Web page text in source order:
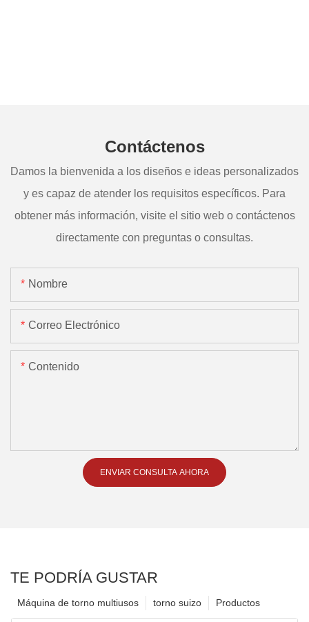
Contáctenos
Damos la bienvenida a los diseños e ideas personalizados
y es capaz de atender los requisitos específicos. Para
obtener más información, visite el sitio web o contáctenos
directamente con preguntas o consultas.
Nombre
Correo Electrónico
Contenido
ENVIAR CONSULTA AHORA
TE PODRÍA GUSTAR
Productos
torno suizo
Máquina de torno multiusos